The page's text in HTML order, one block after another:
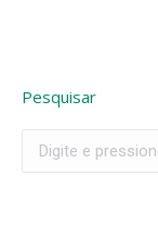
Pesquisar